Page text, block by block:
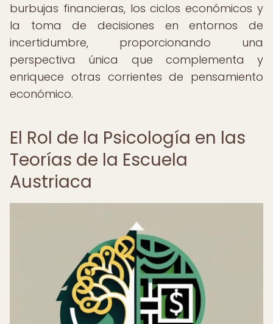
burbujas financieras, los ciclos económicos y
la toma de decisiones en entornos de
incertidumbre, proporcionando una
perspectiva única que complementa y
enriquece otras corrientes de pensamiento
económico.
El Rol de la Psicología en las
Teorías de la Escuela
Austriaca